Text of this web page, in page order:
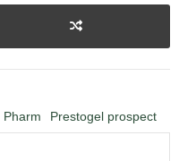
Pharm Prestogel prospect